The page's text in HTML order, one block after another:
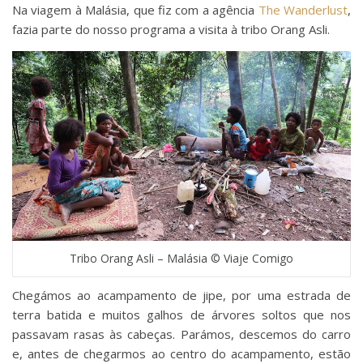
Na viagem à Malásia, que fiz com a agência The Wanderlust,
fazia parte do nosso programa a visita à tribo Orang Asli.
Tribo Orang Asli – Malásia © Viaje Comigo
Chegámos ao acampamento de jipe, por uma estrada de
terra batida e muitos galhos de árvores soltos que nos
passavam rasas às cabeças. Parámos, descemos do carro
e, antes de chegarmos ao centro do acampamento, estão